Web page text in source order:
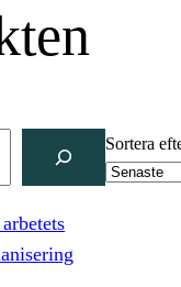
Sortera